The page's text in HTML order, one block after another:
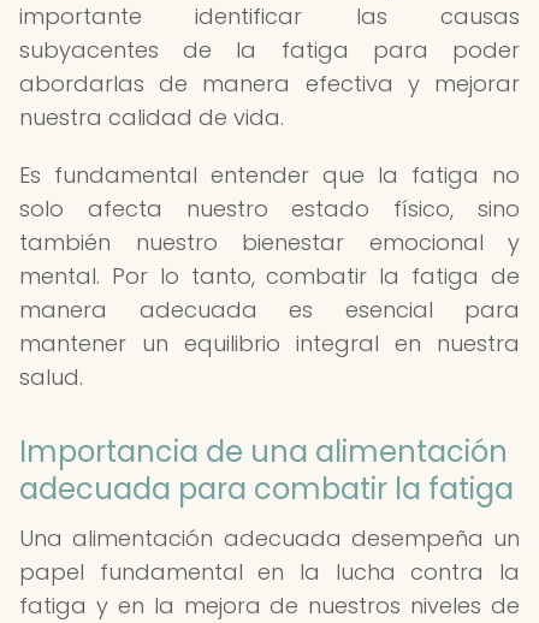
importante identificar las causas
subyacentes de la fatiga para poder
abordarlas de manera efectiva y mejorar
nuestra calidad de vida.
Es fundamental entender que la fatiga no
solo afecta nuestro estado físico, sino
también nuestro bienestar emocional y
mental. Por lo tanto, combatir la fatiga de
manera adecuada es esencial para
mantener un equilibrio integral en nuestra
salud.
Importancia de una alimentación
adecuada para combatir la fatiga
Una alimentación adecuada desempeña un
papel fundamental en la lucha contra la
fatiga y en la mejora de nuestros niveles de